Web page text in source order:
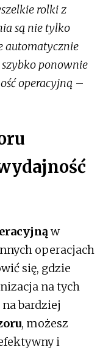
rolki z
są nie tylko
automatycznie
ponownie
operacyjną –
w
operacjach
się, gdzie
na tych
bardziej
, możesz
i